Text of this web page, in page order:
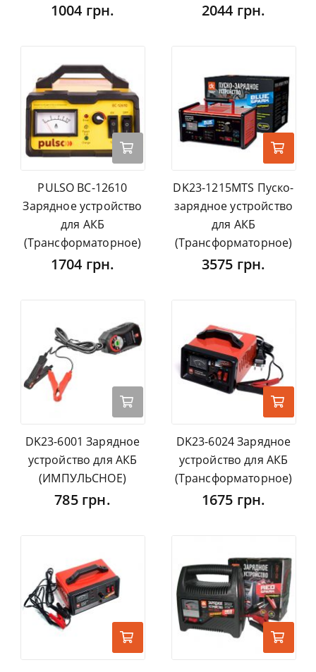
1004 грн. 2044 грн.
PULSO BC-12610
Зарядное устройство
для АКБ
(Трансформаторное)
1704 грн.
DK23-1215MTS Пуско-
зарядное устройство
для АКБ
(Трансформаторное)
3575 грн.
DK23-6001 Зарядное
устройство для АКБ
(ИМПУЛЬСНОЕ)
785 грн.
DK23-6024 Зарядное
устройство для АКБ
(Трансформаторное)
1675 грн.